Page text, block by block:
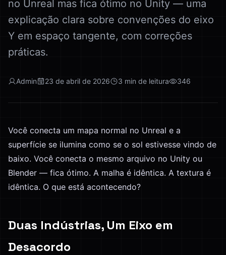
no Unreal mas fica ótimo no Unity — uma
explicação clara sobre convenções do eixo
Y em espaço tangente, com correções
práticas.
Admin 23 de abril de 2026 3 min de leitura 346
Você conecta um mapa normal no Unreal e a
superfície se ilumina como se o sol estivesse vindo de
baixo. Você conecta o mesmo arquivo no Unity ou
Blender — fica ótimo. A malha é idêntica. A textura é
idêntica. O que está acontecendo?
Duas Indústrias, Um Eixo em
Desacordo